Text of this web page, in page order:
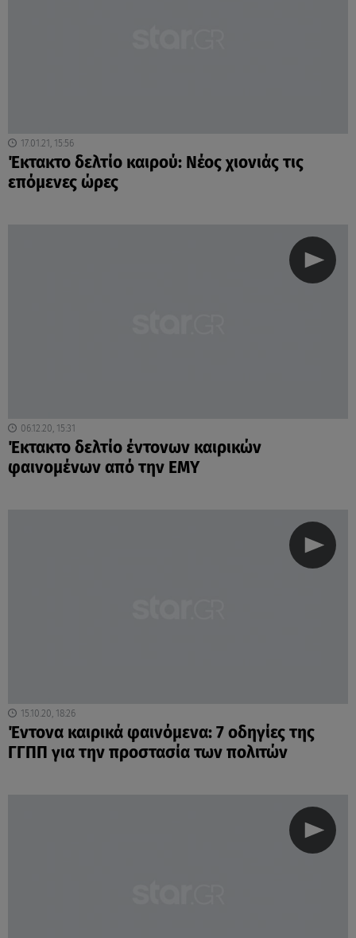
17.01.21, 15:56
Έκτακτο δελτίο καιρού: Νέος χιονιάς τις
επόμενες ώρες
06.12.20, 15:31
Έκτακτο δελτίο έντονων καιρικών
φαινομένων από την ΕΜΥ
15.10.20, 18:26
Έντονα καιρικά φαινόμενα: 7 οδηγίες της
ΓΓΠΠ για την προστασία των πολιτών